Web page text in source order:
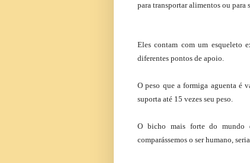
para transportar alimentos ou para
Eles contam com um esqueleto
diferentes pontos de apoio.
O peso que a formiga aguenta é
suporta até 15 vezes seu peso.
O bicho mais forte do mundo
comparássemos o ser humano,